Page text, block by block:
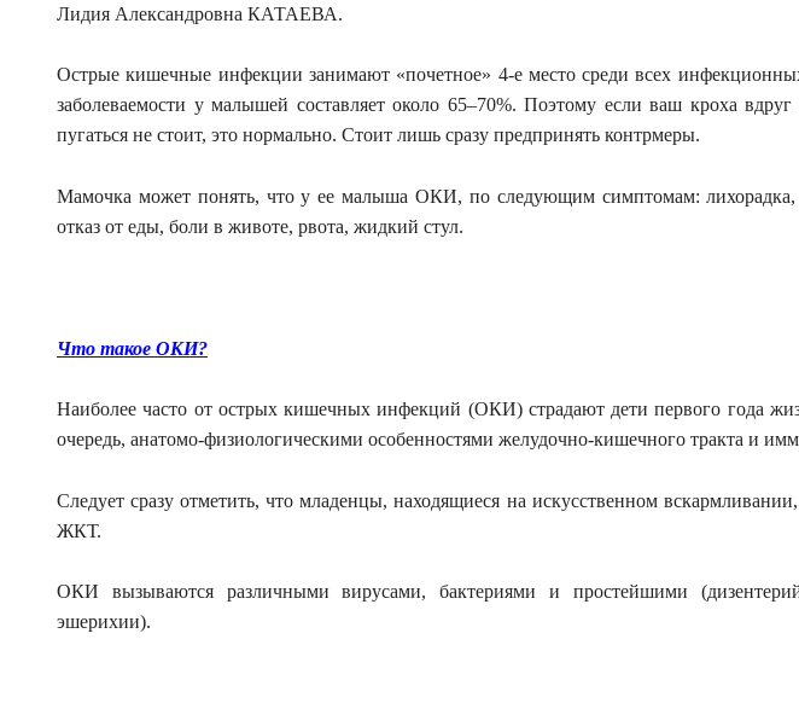
Лидия Александровна КАТАЕВА.
Острые кишечные инфекции занимают «почетное» 4-е место среди всех
заболеваемости у малышей составляет около 65–70%. Поэтому если ваш кроха
пугаться не стоит, это нормально. Стоит лишь сразу предпринять контрмеры.
Мамочка может понять, что у ее малыша ОКИ, по следующим симптомам: лихорадка,
отказ от еды, боли в животе, рвота, жидкий стул.
Что такое ОКИ?
Наиболее часто от острых кишечных инфекций (ОКИ) страдают дети первого года
очередь, анатомо-физиологическими особенностями желудочно-кишечного тракта и
Следует сразу отметить, что младенцы, находящиеся на искусственном
ЖКТ.
ОКИ вызываются различными вирусами, бактериями и простейшими
эшерихии).